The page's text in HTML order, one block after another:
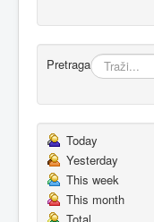
Pretraga
Today
Yesterday
This week
This month